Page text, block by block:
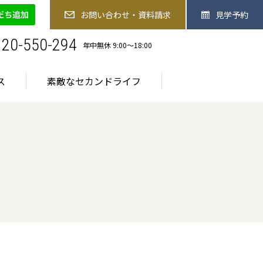
お問い合わせ・資料請求 見学予約
550-294 年中無休 9:00〜18:00
素敵なセカンドライフ
294 お問い合わせ・資料請求 見学予約
お食事 医療サービス